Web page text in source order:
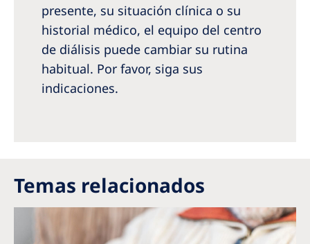
presente, su situación clínica o su
historial médico, el equipo del centro
de diálisis puede cambiar su rutina
habitual. Por favor, siga sus
indicaciones.
Temas relacionados